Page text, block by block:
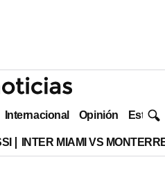
Internacional Opinión Estilo
INTER MIAMI VS